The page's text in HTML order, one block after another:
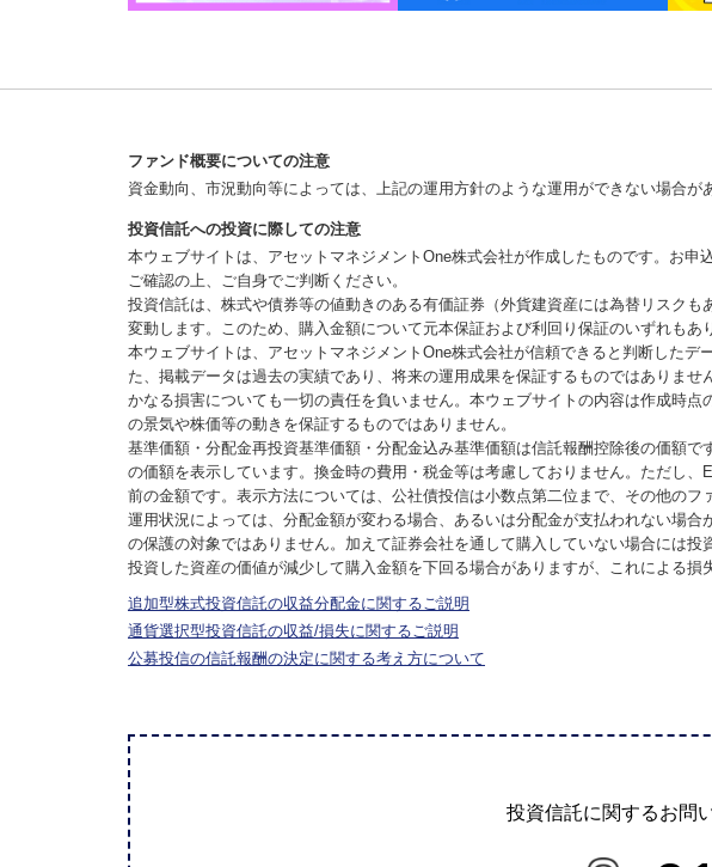
ファンド概要についての注意
資金動向、市況動向等によっては、上記の運用方針のような運用ができない場合が
投資信託への投資に際しての注意
本ウェブサイトは、アセットマネジメントOne株式会社が作成したものです。お
ご確認の上、ご自身でご判断ください。
投資信託は、株式や債券等の値動きのある有価証券（外貨建資産には為替リスク
変動します。このため、購入金額について元本保証および利回り保証のいずれもあ
本ウェブサイトは、アセットマネジメントOne株式会社が信頼できると判断した
た、掲載データは過去の実績であり、将来の運用成果を保証するものではありま
かなる損害についても一切の責任を負いません。本ウェブサイトの内容は作成時
の景気や株価等の動きを保証するものではありません。
基準価額・分配金再投資基準価額・分配金込み基準価額は信託報酬控除後の価額
の価額を表示しています。換金時の費用・税金等は考慮しておりません。ただし
前の金額です。表示方法については、公社債投信は小数点第二位まで、その他の
運用状況によっては、分配金額が変わる場合、あるいは分配金が支払われない場
の保護の対象ではありません。加えて証券会社を通して購入していない場合には
投資した資産の価値が減少して購入金額を下回る場合がありますが、これによる損
追加型株式投資信託の収益分配金に関するご説明
通貨選択型投資信託の収益/損失に関するご説明
公募投信の信託報酬の決定に関する考え方について
投資信託に関するお問